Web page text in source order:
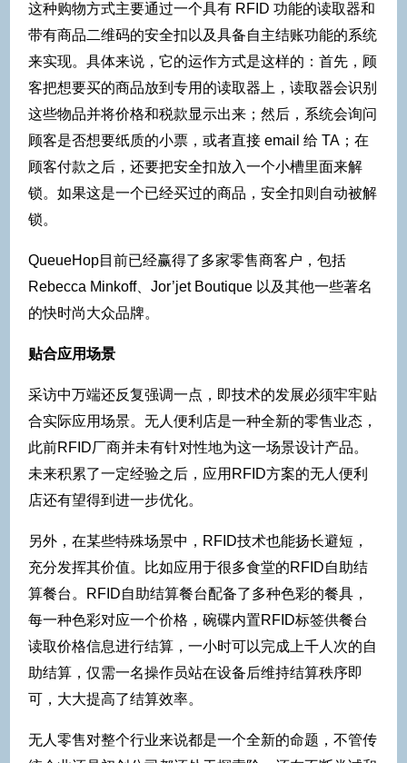
这种购物方式主要通过一个具有 RFID 功能的读取器和
带有商品二维码的安全扣以及具备自主结账功能的系统
来实现。具体来说，它的运作方式是这样的：首先，顾
客把想要买的商品放到专用的读取器上，读取器会识别
这些物品并将价格和税款显示出来；然后，系统会询问
顾客是否想要纸质的小票，或者直接 email 给 TA；在
顾客付款之后，还要把安全扣放入一个小槽里面来解
锁。如果这是一个已经买过的商品，安全扣则自动被解
锁。
QueueHop目前已经赢得了多家零售商客户，包括
Rebecca Minkoff、Jor’jet Boutique 以及其他一些著名
的快时尚大众品牌。
贴合应用场景
采访中万端还反复强调一点，即技术的发展必须牢牢贴
合实际应用场景。无人便利店是一种全新的零售业态，
此前RFID厂商并未有针对性地为这一场景设计产品。
未来积累了一定经验之后，应用RFID方案的无人便利
店还有望得到进一步优化。
另外，在某些特殊场景中，RFID技术也能扬长避短，
充分发挥其价值。比如应用于很多食堂的RFID自助结
算餐台。RFID自助结算餐台配备了多种色彩的餐具，
每一种色彩对应一个价格，碗碟内置RFID标签供餐台
读取价格信息进行结算，一小时可以完成上千人次的自
助结算，仅需一名操作员站在设备后维持结算秩序即
可，大大提高了结算效率。
无人零售对整个行业来说都是一个全新的命题，不管传